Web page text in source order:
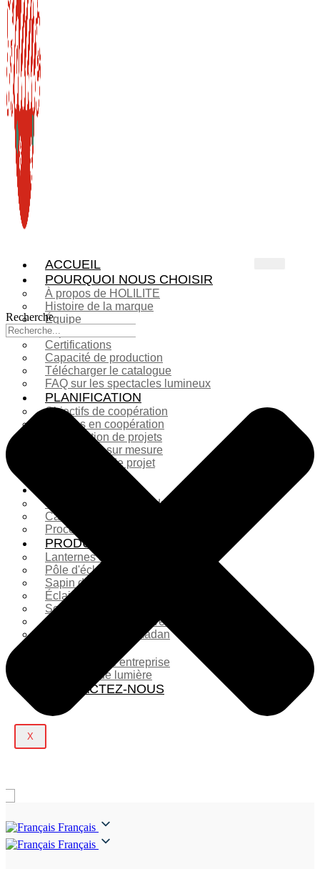
ACCUEIL
POURQUOI NOUS CHOISIR
À propos de HOLILITE
Histoire de la marque
Équipe
Expositions
Certifications
Capacité de production
Télécharger le catalogue
FAQ sur les spectacles lumineux
PLANIFICATION
Objectifs de coopération
Lampes en coopération
Présentation de projets
Conception sur mesure
Planification de projet
Comparaison des produits
Cas réels de tournage
Processus de production
PRODUITS
Lanternes décoratives
Pôle d'éclairage
Sapin de Noël
Éclairage de Noël
Sculpture en fibre de verre
Sculpture en fibre de verre
Décorations du ramadan
Actualités de l’entreprise
Spectacle de lumière
CONTACTEZ-NOUS
X
Recherche
Français
Français